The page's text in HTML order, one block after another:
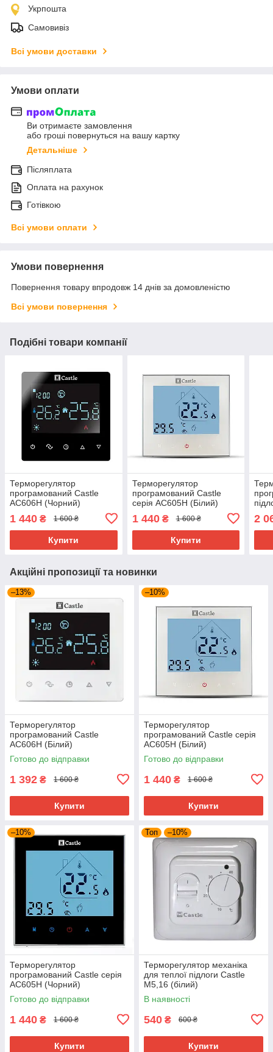
Укрпошта
Самовивіз
Всі умови доставки
Умови оплати
Ви отримаєте замовлення
або гроші повернуться на вашу картку
Детальніше
Післяплата
Оплата на рахунок
Готівкою
Всі умови оплати
Умови повернення
Повернення товару впродовж 14 днів за домовленістю
Всі умови повернення
Подібні товари компанії
Терморегулятор
програмований Castle
AC606H (Чорний)
1 440 ₴ 1 600 ₴
Купити
Терморегулятор
програмований Castle
серія AC605H (Білий)
1 440₴ 1 600 ₴
Купити
2
Акційні пропозиції та новинки
–13%
Терморегулятор
програмований Castle
AC606H (Білий)
Готово до відправки
1 392 ₴ 1 600 ₴
Купити
–10%
Терморегулятор
програмований Castle серія
AC605H (Білий)
Готово до відправки
1 440 ₴ 1 600 ₴
Купити
–10%
Терморегулятор
програмований Castle серія
AC605H (Чорний)
Готово до відправки
1 440 ₴ 1 600 ₴
Купити
Топ –10%
Терморегулятор механіка
для теплої підлоги Castle
М5,16 (білий)
В наявності
540 ₴ 600 ₴
Купити